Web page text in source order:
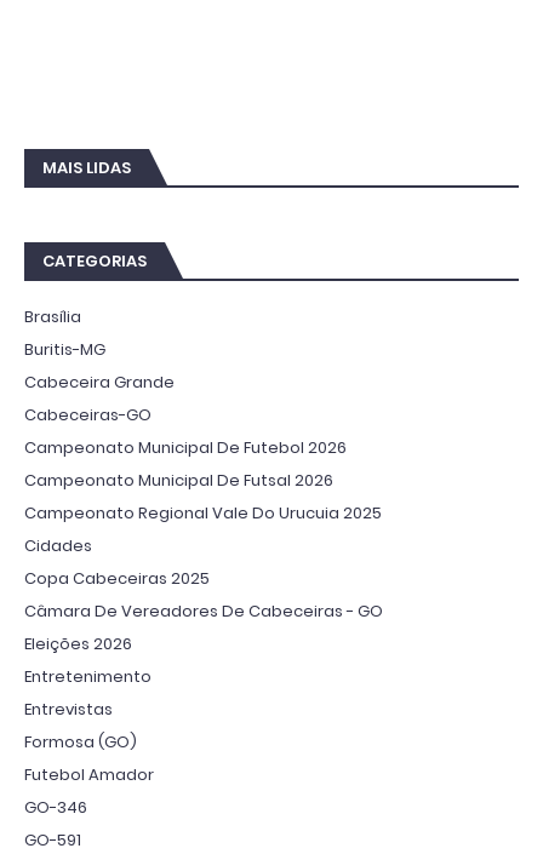
MAIS LIDAS
CATEGORIAS
Brasília
Buritis-MG
Cabeceira Grande
Cabeceiras-GO
Campeonato Municipal De Futebol 2026
Campeonato Municipal De Futsal 2026
Campeonato Regional Vale Do Urucuia 2025
Cidades
Copa Cabeceiras 2025
Câmara De Vereadores De Cabeceiras - GO
Eleições 2026
Entretenimento
Entrevistas
Formosa (GO)
Futebol Amador
GO-346
GO-591